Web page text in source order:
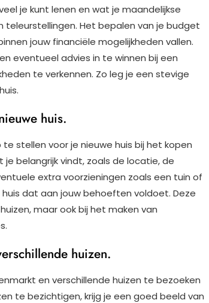
je kunt lenen en wat je maandelijkse
teleurstellingen. Het bepalen van je budget
jouw financiële mogelijkheden vallen.
eventueel advies in te winnen bij een
te verkennen. Zo leg je een stevige
huis.
stellen voor je nieuwe huis bij het kopen
belangrijk vindt, zoals de locatie, de
extra voorzieningen zoals een tuin of
dat aan jouw behoeften voldoet. Deze
maar ook bij het maken van
huizen.
en verschillende huizen te bezoeken
te bezichtigen, krijg je een goed beeld van